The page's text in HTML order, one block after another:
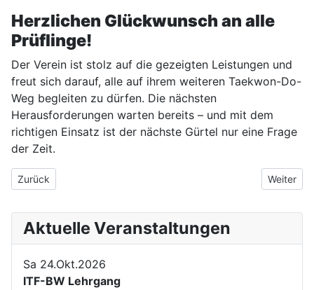
Herzlichen Glückwunsch an alle
Prüflinge!
Der Verein ist stolz auf die gezeigten Leistungen und
freut sich darauf, alle auf ihrem weiteren Taekwon-Do-
Weg begleiten zu dürfen. Die nächsten
Herausforderungen warten bereits – und mit dem
richtigen Einsatz ist der nächste Gürtel nur eine Frage
der Zeit.
Vorheriger Beitrag: Vorführung beim Hafenscherbenfest
Zurück Nächster
Weiter
Aktuelle Veranstaltungen
Sa 24.Okt.2026
ITF-BW Lehrgang